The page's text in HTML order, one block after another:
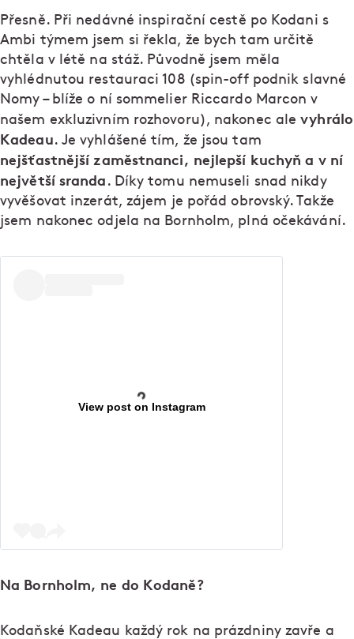
Přesně. Při nedávné inspirační cestě po Kodani s
Ambi týmem jsem si řekla, že bych tam určitě
chtěla v létě na stáž. Původně jsem měla
vyhlédnutou restauraci 108 (spin-off podnik slavné
Nomy – blíže o ní sommelier Riccardo Marcon v
našem exkluzivním rozhovoru), nakonec alevyhrálo
Kadeau. Je vyhlášené tím, že jsou tam
nejšťastnější zaměstnanci, nejlepší kuchyň a v ní
největší sranda . Díky tomu nemuseli snad nikdy
vyvěšovat inzerát, zájem je pořád obrovský. Takže
jsem nakonec odjela na Bornholm, plná očekávání.
View post on Instagram
Na Bornholm, ne do Kodaně?
Kodaňské Kadeau každý rok na prázdniny zavře a